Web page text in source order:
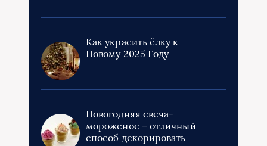
Как украсить ёлку к
Новому 2025 Году
Новогодняя свеча-
мороженое – отличный
способ декорировать